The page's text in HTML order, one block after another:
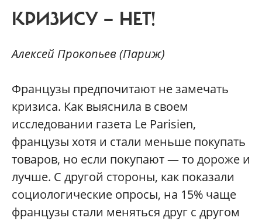
КРИЗИСУ — НЕТ!
Алексей Прокопьев (Париж)
Французы предпочитают не замечать
кризиса. Как выяснила в своем
исследовании газета Le Parisien,
французы хотя и стали меньше покупать
товаров, но если покупают — то дороже и
лучше. С другой стороны, как показали
социологические опросы, на 15% чаще
французы стали меняться друг с другом